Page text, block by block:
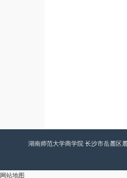
湖南师范大学商学院 长沙市岳麓区
网站地图